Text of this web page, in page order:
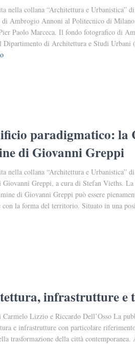
nella collana “Architettura e Urbanistica”
Ambrogio Annoni al Politecnico di
Paolo Marceca. Il fondo fotografico di
Dipartimento di Architettura e Studi Urbani
paradigmatico: la
di Giovanni Greppi
nella collana “Architettura e
Greppi, a cura di Stefan Vieths.
di Giovanni Greppi può essere
con la forma del territorio. Situato in una
infrastrutture e
Lizzio e Riccardo Dell’Osso La
e infrastrutture con particolare
trasformazione della città